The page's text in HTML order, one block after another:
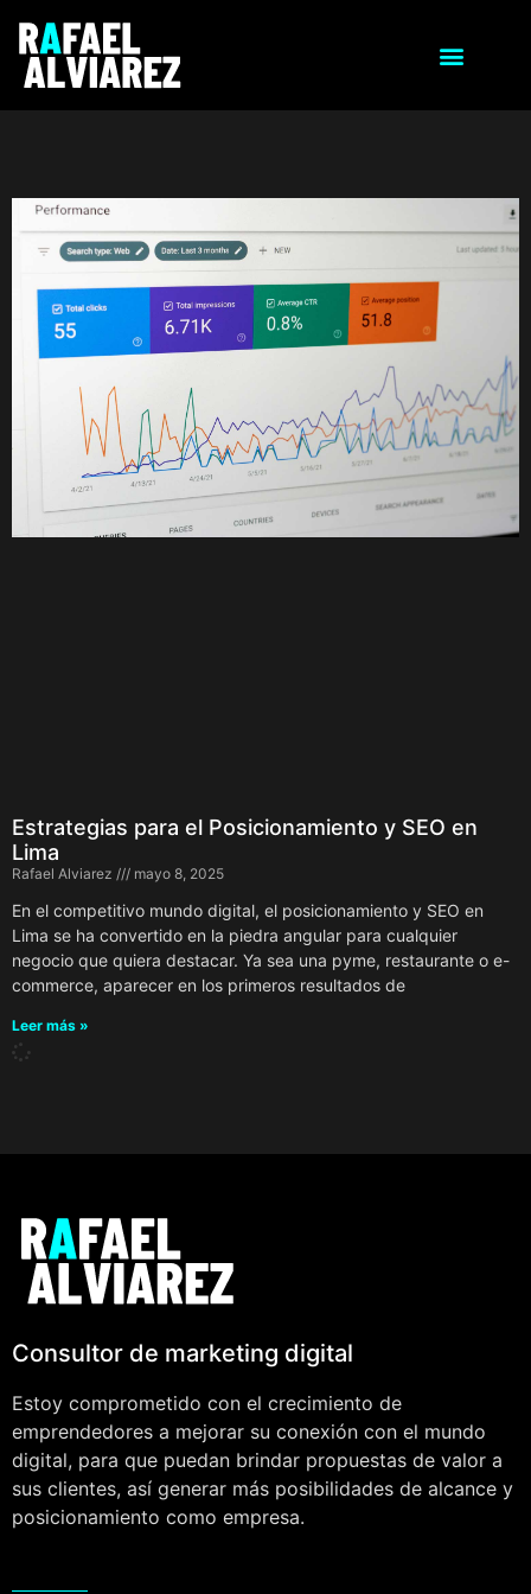
Estrategias para el Posicionamiento y SEO en
Lima
Rafael Alviarez mayo 8, 2025
En el competitivo mundo digital, el posicionamiento y SEO en
Lima se ha convertido en la piedra angular para cualquier
negocio que quiera destacar. Ya sea una pyme, restaurante o e-
commerce, aparecer en los primeros resultados de
Leer más »
Consultor de marketing digital
Estoy comprometido con el crecimiento de
emprendedores a mejorar su conexión con el mundo
digital, para que puedan brindar propuestas de valor a
sus clientes, así generar más posibilidades de alcance y
posicionamiento como empresa.